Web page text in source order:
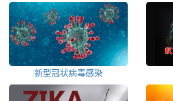
新型冠状病毒感染